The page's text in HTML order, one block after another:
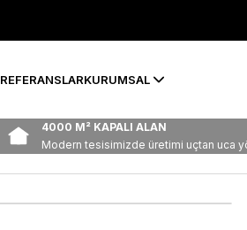
REFERANSLARKURUMSAL
4000 M² KAPALI ALAN
Modern tesisimizde üretimi uçtan uca